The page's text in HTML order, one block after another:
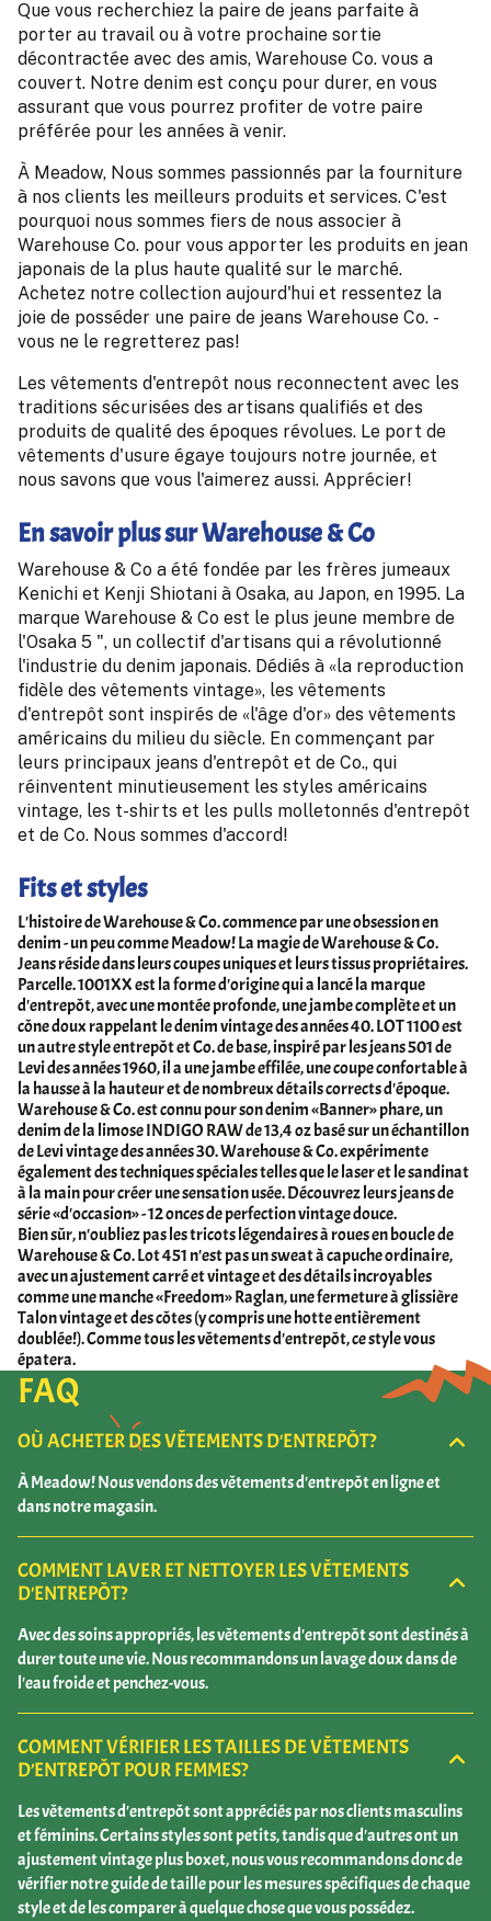
Que vous recherchiez la paire de jeans parfaite à
porter au travail ou à votre prochaine sortie
décontractée avec des amis, Warehouse Co. vous a
couvert. Notre denim est conçu pour durer, en vous
assurant que vous pourrez profiter de votre paire
préférée pour les années à venir.
À Meadow, Nous sommes passionnés par la fourniture
à nos clients les meilleurs produits et services. C'est
pourquoi nous sommes fiers de nous associer à
Warehouse Co. pour vous apporter les produits en jean
japonais de la plus haute qualité sur le marché.
Achetez notre collection aujourd'hui et ressentez la
joie de posséder une paire de jeans Warehouse Co. -
vous ne le regretterez pas!
Les vêtements d'entrepôt nous reconnectent avec les
traditions sécurisées des artisans qualifiés et des
produits de qualité des époques révolues. Le port de
vêtements d'usure égaye toujours notre journée, et
nous savons que vous l'aimerez aussi. Apprécier!
En savoir plus sur Warehouse & Co
Warehouse & Co a été fondée par les frères jumeaux
Kenichi et Kenji Shiotani à Osaka, au Japon, en 1995. La
marque Warehouse & Co est le plus jeune membre de
l'Osaka 5 ", un collectif d'artisans qui a révolutionné
l'industrie du denim japonais. Dédiés à «la reproduction
fidèle des vêtements vintage», les vêtements
d'entrepôt sont inspirés de «l'âge d'or» des vêtements
américains du milieu du siècle. En commençant par
leurs principaux jeans d'entrepôt et de Co., qui
réinventent minutieusement les styles américains
vintage, les t-shirts et les pulls molletonnés d'entrepôt
et de Co. Nous sommes d'accord!
Fits et styles
L'histoire de Warehouse & Co. commence par une obsession en
denim - un peu comme Meadow! La magie de Warehouse & Co.
Jeans réside dans leurs coupes uniques et leurs tissus propriétaires.
Parcelle. 1001XX est la forme d'origine qui a lancé la marque
d'entrepôt, avec une montée profonde, une jambe complète et un
cône doux rappelant le denim vintage des années 40. LOT 1100 est
un autre style entrepôt et Co. de base, inspiré par les jeans 501 de
Levi des années 1960, il a une jambe effilée, une coupe confortable à
la hausse à la hauteur et de nombreux détails corrects d'époque.
Warehouse & Co. est connu pour son denim «Banner» phare, un
denim de la limose INDIGO RAW de 13,4 oz basé sur un échantillon
de Levi vintage des années 30. Warehouse & Co. expérimente
également des techniques spéciales telles que le laser et le sandinat
à la main pour créer une sensation usée. Découvrez leurs jeans de
série «d'occasion» - 12 onces de perfection vintage douce.
Bien sûr, n'oubliez pas les tricots légendaires à roues en boucle de
Warehouse & Co. Lot 451 n'est pas un sweat à capuche ordinaire,
avec un ajustement carré et vintage et des détails incroyables
comme une manche «Freedom» Raglan, une fermeture à glissière
Talon vintage et des côtes (y compris une hotte entièrement
doublée!). Comme tous les vêtements d'entrepôt, ce style vous
épatera.
FAQ
OÙ ACHETER DES VÊTEMENTS D'ENTREPÔT?
À Meadow! Nous vendons des vêtements d'entrepôt en ligne et
dans notre magasin.
COMMENT LAVER ET NETTOYER LES VÊTEMENTS
D'ENTREPÔT?
Avec des soins appropriés, les vêtements d'entrepôt sont destinés à
durer toute une vie. Nous recommandons un lavage doux dans de
l'eau froide et penchez-vous.
COMMENT VÉRIFIER LES TAILLES DE VÊTEMENTS
D’ENTREPÔT POUR FEMMES?
Les vêtements d'entrepôt sont appréciés par nos clients masculins
et féminins. Certains styles sont petits, tandis que d'autres ont un
ajustement vintage plus boxet, nous vous recommandons donc de
vérifier notre guide de taille pour les mesures spécifiques de chaque
style et de les comparer à quelque chose que vous possédez.